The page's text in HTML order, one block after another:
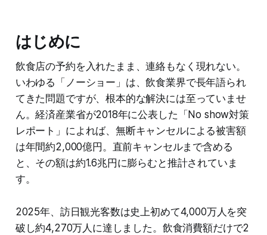
はじめに
飲食店の予約を入れたまま、連絡もなく現れない。
いわゆる「ノーショー」は、飲食業界で長年語られ
てきた問題ですが、根本的な解決には至っていませ
ん。経済産業省が2018年に公表した「No show対策
レポート」によれば、無断キャンセルによる被害額
は年間約2,000億円。直前キャンセルまで含める
と、その額は約1.6兆円に膨らむと推計されていま
す。
2025年、訪日観光客数は史上初めて4,000万人を突
破し約4,270万人に達しました。飲食消費額だけで2